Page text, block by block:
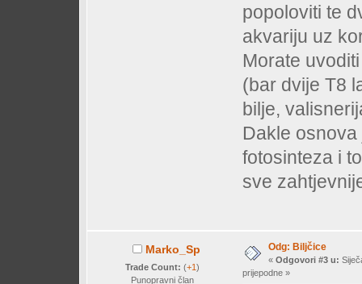
popoloviti te
akvariju uz
Morate
(bar dvije T8
bilje,
Dakle
fotosinteza i
sve
Marko_Sp
Trade Count: (+1)
Punopravni član
Odg: Biljčice
« Odgovori #3 u:
prijepodne »